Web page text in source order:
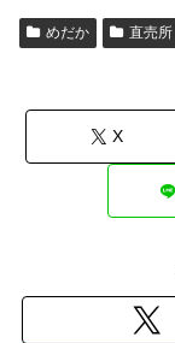
めだか 直売所
X